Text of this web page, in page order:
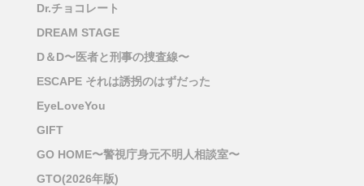
Dr.チョコレート
DREAM STAGE
D＆D〜医者と刑事の捜査線〜
ESCAPE それは誘拐のはずだった
EyeLoveYou
GIFT
GO HOME〜警視庁身元不明人相談室〜
GTO(2026年版)